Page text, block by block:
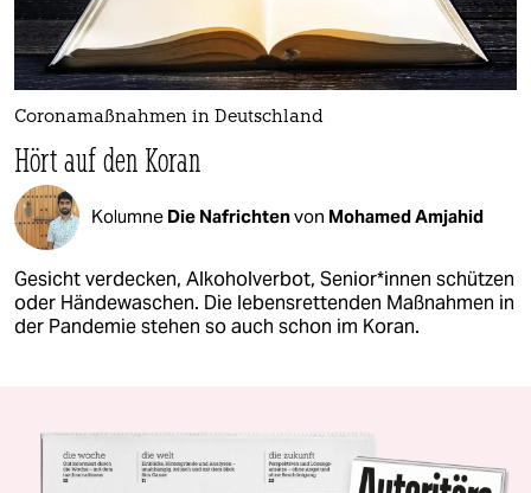
Coronamaßnahmen in Deutschland
Hört auf den Koran
Kolumne Die Nafrichtenvon Mohamed Amjahid
Gesicht verdecken, Alkoholverbot, Senior*innen schützen
oder Händewaschen. Die lebensrettenden Maßnahmen in
der Pandemie stehen so auch schon im Koran.